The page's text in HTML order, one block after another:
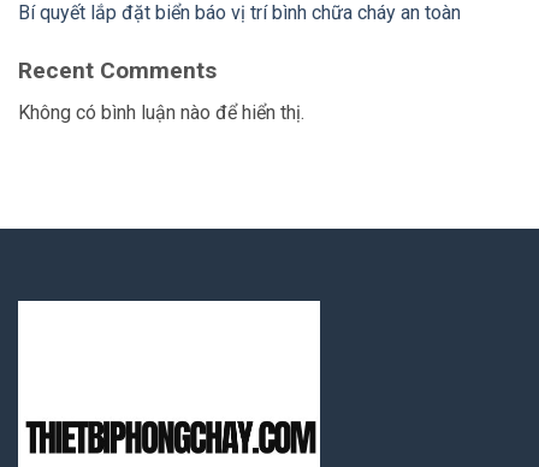
Bí quyết lắp đặt biển báo vị trí bình chữa cháy an toàn
Recent Comments
Không có bình luận nào để hiển thị.